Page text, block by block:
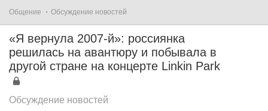
Общение Обсуждение новостей
«Я вернула 2007-й»: россиянка
решилась на авантюру и побывала в
другой стране на концерте Linkin Park
Обсуждение новостей